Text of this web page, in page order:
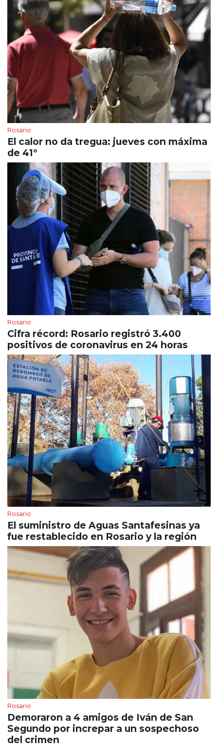
Rosario
El calor no da tregua: jueves con máxima
de 41º
Rosario
Cifra récord: Rosario registró 3.400
positivos de coronavirus en 24 horas
Rosario
El suministro de Aguas Santafesinas ya
fue restablecido en Rosario y la región
Rosario
Demoraron a 4 amigos de Iván de San
Segundo por increpar a un sospechoso
del crimen